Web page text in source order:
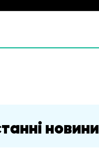
новини